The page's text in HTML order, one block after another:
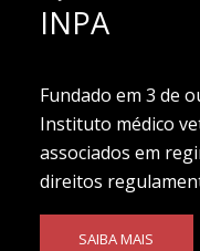
INPA
Fundado em 3 de
Instituto médico
associados em
direitos
SAIBA MAIS